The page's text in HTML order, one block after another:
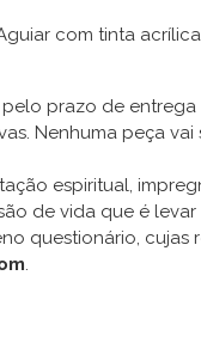
com tinta
prazo de
Nenhuma peça
espiritual,
de vida que é levar
questionário, cujas
.